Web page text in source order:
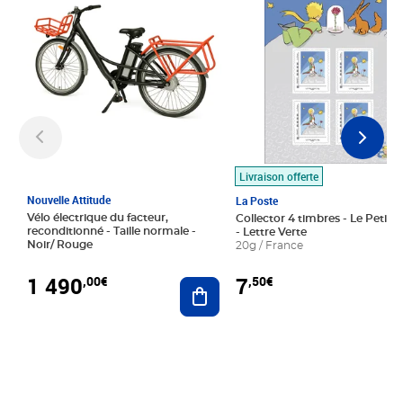
Nouvelle Attitude
Vélo électrique du facteur,
reconditionné - Taille normale -
Noir/ Rouge
1 490,00€ Ajouter au panier
Livraison offerte
La Poste
Collector 4 timbres - Le Petit
- Lettre Verte
20g / France
7,50€